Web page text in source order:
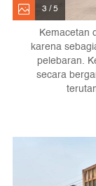
3 / 5
Kemacetan
karena
pelebaran.
secara